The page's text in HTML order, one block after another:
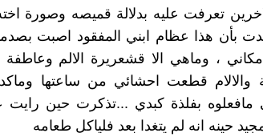
تعرفت عليه بدلالة قميصه وصورة
بأن هذا عظام ابني المفقود اصبت
، وماهي الا قشعريرة الالم وعاطفة
والالام قطعت احشائي من ساعتها
مافعلوه بفلذة كبدي ...تذكرت حين
حينه انه لم يتغدا بعد فلياكل طعامه